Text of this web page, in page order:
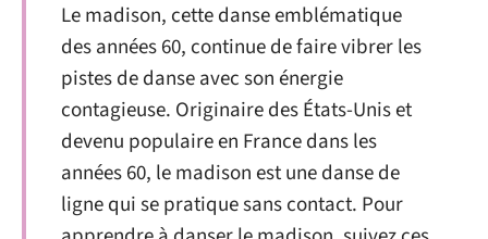
Le madison, cette danse emblématique
des années 60, continue de faire vibrer les
pistes de danse avec son énergie
contagieuse. Originaire des États-Unis et
devenu populaire en France dans les
années 60, le madison est une danse de
ligne qui se pratique sans contact. Pour